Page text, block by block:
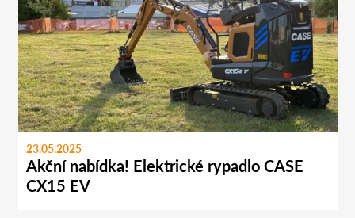
23.05.2025
Akční nabídka! Elektrické rypadlo CASE
CX15 EV